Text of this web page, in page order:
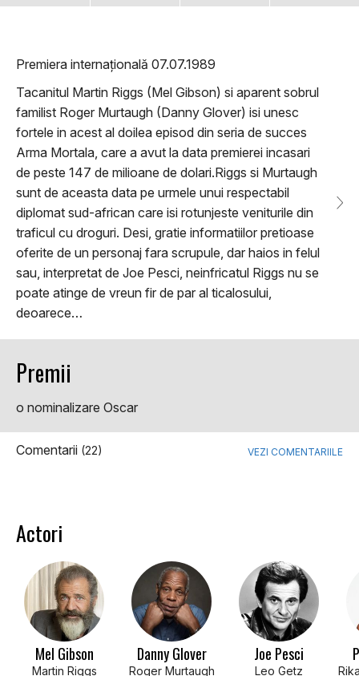
Premiera internațională 07.07.1989
Tacanitul Martin Riggs (Mel Gibson) si aparent sobrul
familist Roger Murtaugh (Danny Glover) isi unesc
fortele in acest al doilea episod din seria de succes
Arma Mortala, care a avut la data premierei incasari
de peste 147 de milioane de dolari.Riggs si Murtaugh
sunt de aceasta data pe urmele unui respectabil
diplomat sud-african care isi rotunjeste veniturile din
traficul cu droguri. Desi, gratie informatiilor pretioase
oferite de un personaj fara scrupule, dar haios in felul
sau, interpretat de Joe Pesci, neinfricatul Riggs nu se
poate atinge de vreun fir de par al ticalosului,
deoarece…
Premii
o nominalizare Oscar
Comentarii (22) VEZI COMENTARIILE
Actori
Mel Gibson
Martin Riggs
Danny Glover
Roger Murtaugh
Joe Pesci
Leo Getz